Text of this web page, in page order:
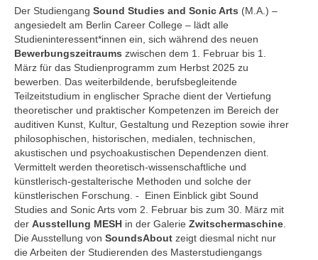
Der Studiengang Sound Studies and Sonic Arts (M.A.) –
angesiedelt am Berlin Career College – lädt alle
Studieninteressent*innen ein, sich während des neuen
Bewerbungszeitraums zwischen dem 1. Februar bis 1.
März für das Studienprogramm zum Herbst 2025 zu
bewerben. Das weiterbildende, berufsbegleitende
Teilzeitstudium in englischer Sprache dient der Vertiefung
theoretischer und praktischer Kompetenzen im Bereich der
auditiven Kunst, Kultur, Gestaltung und Rezeption sowie ihrer
philosophischen, historischen, medialen, technischen,
akustischen und psychoakustischen Dependenzen dient.
Vermittelt werden theoretisch-wissenschaftliche und
künstlerisch-gestalterische Methoden und solche der
künstlerischen Forschung. - Einen Einblick gibt Sound
Studies and Sonic Arts vom 2. Februar bis zum 30. März mit
der Ausstellung MESH in der Galerie Zwitschermaschine
Die Ausstellung von SoundsAbout zeigt diesmal nicht nur
die Arbeiten der Studierenden des Masterstudiengangs